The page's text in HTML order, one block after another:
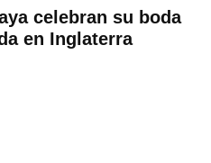
celebran su boda
en Inglaterra